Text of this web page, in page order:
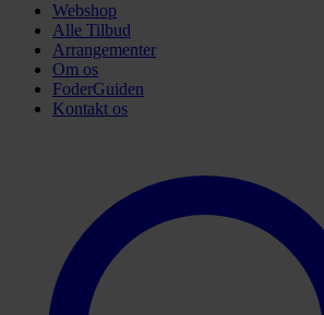
Webshop
Alle Tilbud
Arrangementer
Om os
FoderGuiden
Kontakt os